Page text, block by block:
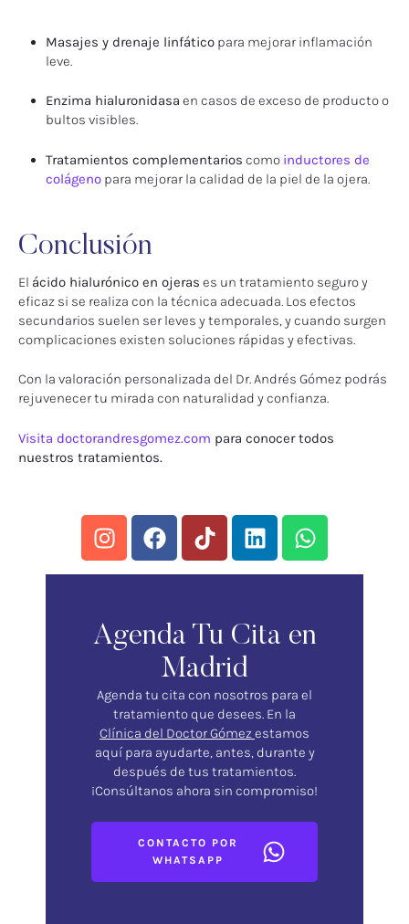
Masajes y drenaje linfático para mejorar inflamación
leve.
Enzima hialuronidasa en casos de exceso de producto o
bultos visibles.
Tratamientos complementarios como inductores de
colágeno para mejorar la calidad de la piel de la ojera.
Conclusión
El ácido hialurónico en ojeras es un tratamiento seguro y
eficaz si se realiza con la técnica adecuada. Los efectos
secundarios suelen ser leves y temporales, y cuando surgen
complicaciones existen soluciones rápidas y efectivas.
Con la valoración personalizada del Dr. Andrés Gómez podrás
rejuvenecer tu mirada con naturalidad y confianza.
Visita doctorandresgomez.com para conocer todos
nuestros tratamientos.
Agenda Tu Cita en
Madrid
Agenda tu cita con nosotros para el
tratamiento que desees. En la
Clínica del Doctor Gómezestamos
aquí para ayudarte, antes, durante y
después de tus tratamientos.
¡Consúltanos ahora sin compromiso!
CONTACTO POR
WHATSAPP